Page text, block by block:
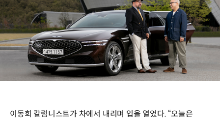
이동희 칼럼니스트가 차에서 내리며 입을 열었다. “오늘은